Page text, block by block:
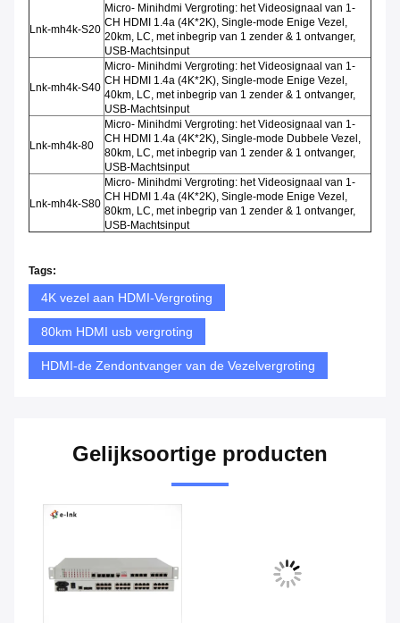
Lnk-mh4k-S20
Micro- Minihdmi Vergroting: het Videosignaal van 1-
CH HDMI 1.4a (4K*2K), Single-mode Enige Vezel,
20km, LC, met inbegrip van 1 zender & 1 ontvanger,
USB-Machtsinput
Lnk-mh4k-S40
Micro- Minihdmi Vergroting: het Videosignaal van 1-
CH HDMI 1.4a (4K*2K), Single-mode Enige Vezel,
40km, LC, met inbegrip van 1 zender & 1 ontvanger,
USB-Machtsinput
Lnk-mh4k-80
Micro- Minihdmi Vergroting: het Videosignaal van 1-
CH HDMI 1.4a (4K*2K), Single-mode Dubbele Vezel,
80km, LC, met inbegrip van 1 zender & 1 ontvanger,
USB-Machtsinput
Lnk-mh4k-S80
Micro- Minihdmi Vergroting: het Videosignaal van 1-
CH HDMI 1.4a (4K*2K), Single-mode Enige Vezel,
80km, LC, met inbegrip van 1 zender & 1 ontvanger,
USB-Machtsinput
Tags:
4K vezel aan HDMI-Vergroting
80km HDMI usb vergroting
HDMI-de Zendontvanger van de Vezelvergroting
Gelijksoortige producten